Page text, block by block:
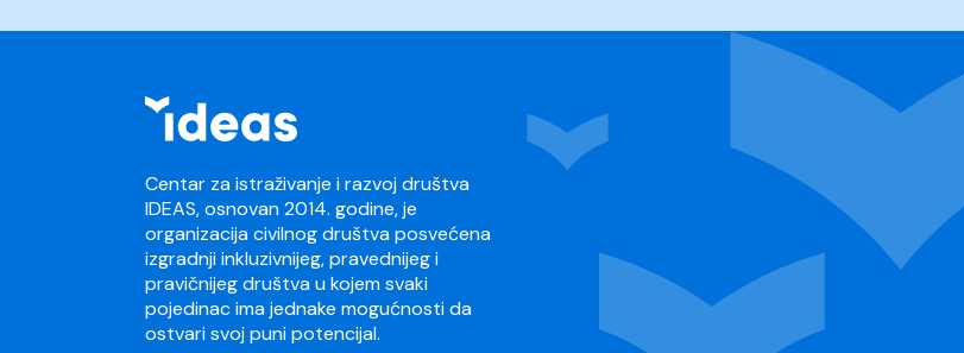
Centar za istraživanje i razvoj društva
IDEAS, osnovan 2014. godine, je
organizacija civilnog društva posvećena
izgradnji inkluzivnijeg, pravednijeg i
pravičnijeg društva u kojem svaki
pojedinac ima jednake mogućnosti da
ostvari svoj puni potencijal.